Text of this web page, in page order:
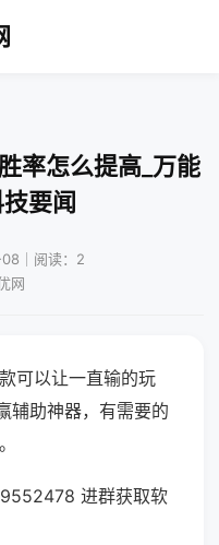
率怎么提高_万能
要闻
｜阅读：2
网
可以让一直输的玩
辅助神器，有需要的
进群获取软